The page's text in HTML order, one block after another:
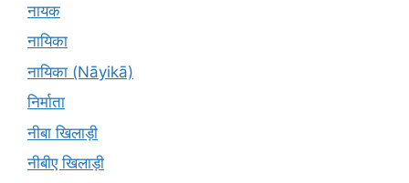
नायक
नायिका
नायिका (Nāyikā)
निर्माता
नीबा खिलाड़ी
नीबीए खिलाड़ी